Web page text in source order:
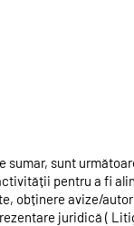
sumar, sunt
pentru a fi
obținere avize/
juridică (